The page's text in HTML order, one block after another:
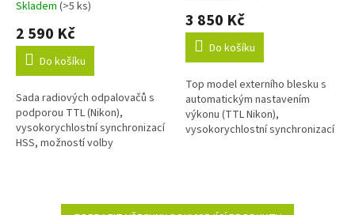
Skladem (>5 ks)
2 590 Kč
Do košíku
Sada radiových odpalovačů s
podporou TTL (Nikon),
vysokorychlostní synchronizací
HSS, možností volby
produktu
5,0
5
hvězdiček.
3 850 Kč
Do košíku
Top model externího blesku s
automatickým nastavením
výkonu (TTL Nikon),
vysokorychlostní synchronizací